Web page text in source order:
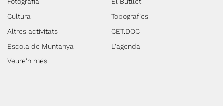
Cultura
Altres activitats
Escola de Muntanya
Veure'n més
Topografies
CET.DOC
L'agenda